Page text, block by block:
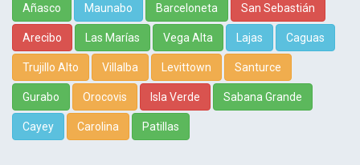
Añasco Maunabo Barceloneta San Sebastián
Arecibo Las Marías Vega Alta Lajas Caguas
Trujillo Alto Villalba Levittown Santurce
Gurabo Orocovis Isla Verde Sabana Grande
Cayey Carolina Patillas